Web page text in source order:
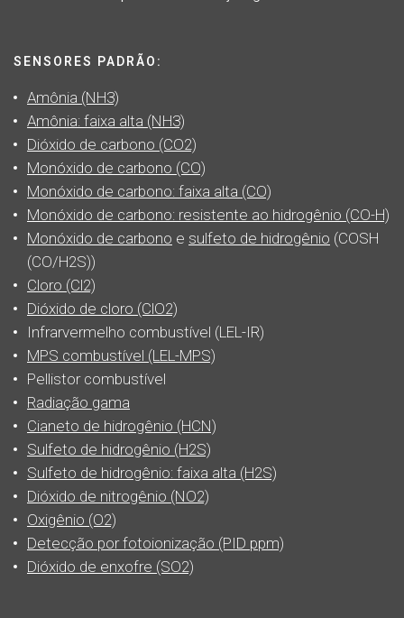
SENSORES PADRÃO:
Amônia (NH3)
Amônia: faixa alta (NH3)
Dióxido de carbono (CO2)
Monóxido de carbono (CO)
Monóxido de carbono: faixa alta (CO)
Monóxido de carbono: resistente ao hidrogênio (CO-H)
Monóxido de carbono e sulfeto de hidrogênio (COSH
(CO/H2S))
Cloro (Cl2)
Dióxido de cloro (ClO2)
Infrarvermelho combustível (LEL-IR)
MPS combustível (LEL-MPS)
Pellistor combustível
Radiação gama
Cianeto de hidrogênio (HCN)
Sulfeto de hidrogênio (H2S)
Sulfeto de hidrogênio: faixa alta (H2S)
Dióxido de nitrogênio (NO2)
Oxigênio (O2)
Detecção por fotoionização (PID ppm)
Dióxido de enxofre (SO2)